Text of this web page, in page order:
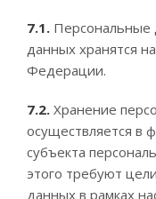
7.1. Персональные
данных хранятся
Федерации.
7.2. Хранение
осуществляется в
субъекта
этого требуют
данных в рамках